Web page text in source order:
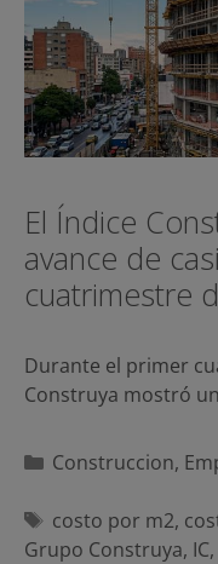
El Índice
avance de
cuatrimestre
Durante el primer
Construya mostró
Categorías
Construccion,
Etiquetas
costo por m2,
Grupo Construya, IC,